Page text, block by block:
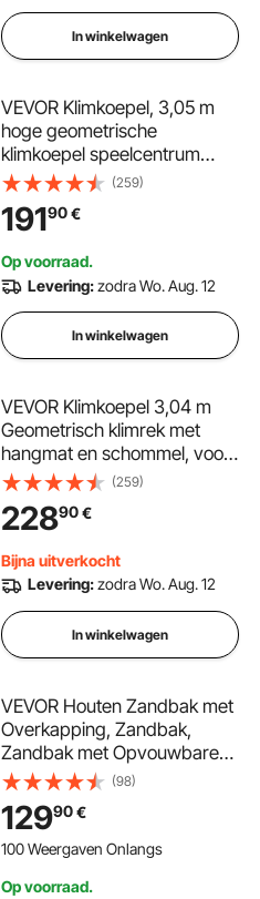
In winkelwagen
VEVOR Klimkoepel, 3,05 m
hoge geometrische
klimkoepel speelcentrum
voor kinderen van 3 tot 10
jaar, klimrek draagvermogen
340 kg, met klimgreep,
achtertuin
(259)
19190€
Op voorraad.
Levering:zodra Wo. Aug. 12
In winkelwagen
VEVOR Klimkoepel 3,04 m
Geometrisch klimrek met
hangmat en schommel, voor
kinderen van 3 tot 10 jaar,
klimrek 340 kg
draagvermogen, met
in de tuin
(259)
22890€
Bijna uitverkocht
Levering:zodra Wo. Aug. 12
In winkelwagen
VEVOR Houten Zandbak met
Overkapping, Zandbak,
Zandbak met Opvouwbare
Bankjes en Vloerinzetstuk,
Natuurlijke Houten Zandbak
voor Kinderen voor de Tuin,
Cadeau voor Kinderen van
(98)
12990€
100 Weergaven Onlangs
Op voorraad.